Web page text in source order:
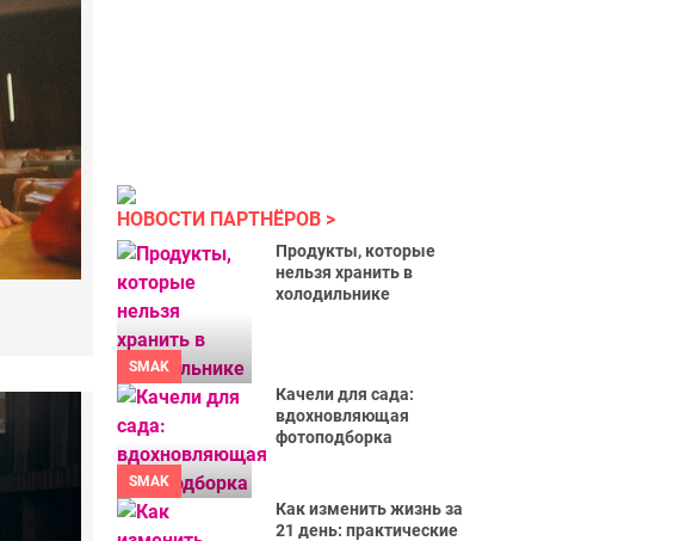
НОВОСТИ ПАРТНЁРОВ
SMAK
Продукты, которые
нельзя хранить в
холодильнике
SMAK
Качели для сада:
вдохновляющая
фотоподборка
Как изменить жизнь за
21 день: практические